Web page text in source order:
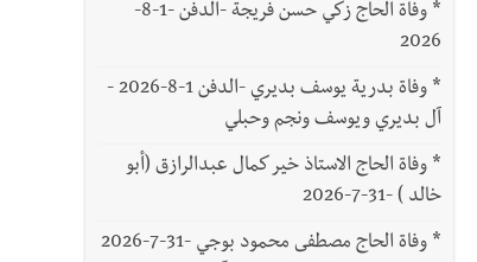
*
وفاة الحاج زكي حسن فريجة -الدفن -1-8-
2026
*
وفاة بدرية يوسف بديري -الدفن 1-8-2026 -
آل بديري ويوسف ونجم وحبلي
* وفاة الحاج الاستاذ خير كمال عبدالرازق (أبو
خالد ) -31-7-2026
*
وفاة الحاج مصطفى محمود بوجي -31-7-2026